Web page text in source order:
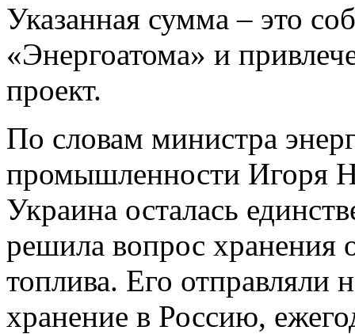
Указанная сумма – это
«Энергоатома» и
проект.
По словам министра
промышленности Игоря
Украина осталась
решила вопрос хранения
топлива. Его отправляли
хранение в Россию,